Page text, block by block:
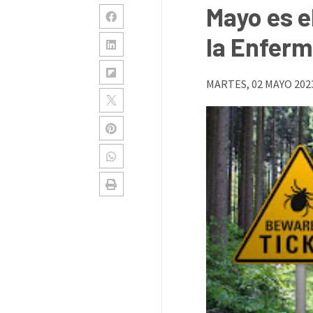
Mayo es
la
MARTES, 02 MAYO